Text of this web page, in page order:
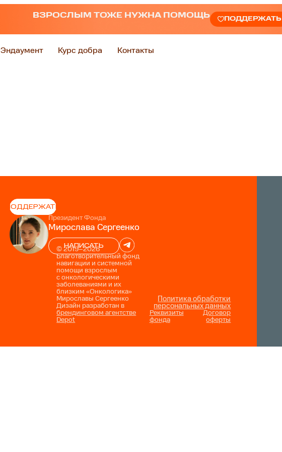
ВЗРОСЛЫМ ТОЖЕ НУЖНА ПОМОЩЬ ПОДДЕРЖАТЬ
Эндаумент Курс добра Контакты
ПОДДЕРЖАТЬ
Президент Фонда
Мирослава Сергеенко
НАПИСАТЬ
Дизайн разработан в
брендинговом агентстве
Depot
© 2019–2026
Благотворительный фонд
навигации и системной
помощи взрослым
с онкологическими
заболеваниями и их
близким «Онкологика»
Мирославы Сергеенко
Политика обработки
персональных данных
Договор
оферты
Реквизиты
фонда